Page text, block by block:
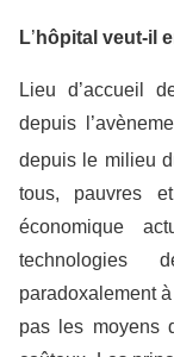
L’ hôpital veut-il
Lieu d’accueil
depuis
depuis le milieu
tous, pauvres
économique
technologies
paradoxalement
pas les moyens